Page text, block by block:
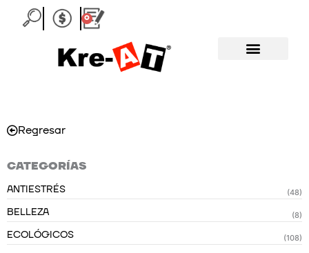
0
Carrito
Regresar
CATEGORÍAS
ANTIESTRÉS (48)
BELLEZA (8)
ECOLÓGICOS (108)